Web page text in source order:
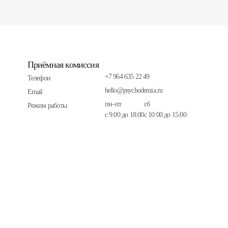
Приёмная комиссия
Телефон
+7 964 635 22 49
Email
hello@psychodemia.ru
Режим работы
пн–пт
с 9:00 до 18:00
сб
с 10:00 до 15:00